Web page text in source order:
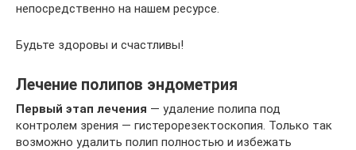
непосредственно на нашем ресурсе.
Будьте здоровы и счастливы!
Лечение полипов эндометрия
Первый этап лечения — удаление полипа под
контролем зрения — гистерорезектоскопия. Только так
возможно удалить полип полностью и избежать